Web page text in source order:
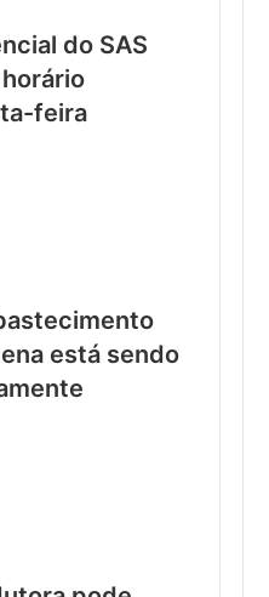
do SAS
feira
está sendo